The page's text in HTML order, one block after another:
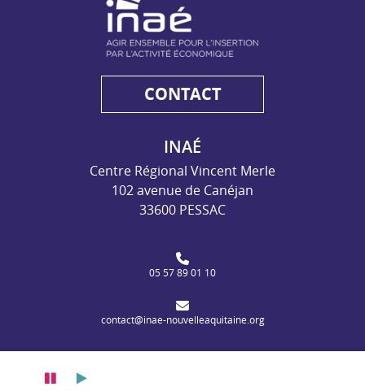
CONTACT
INAÉ
Centre Régional Vincent Merle
102 avenue de Canéjan
33600 PESSAC
05 57 89 01 10
contact@inae-nouvelleaquitaine.org
PauseLecture